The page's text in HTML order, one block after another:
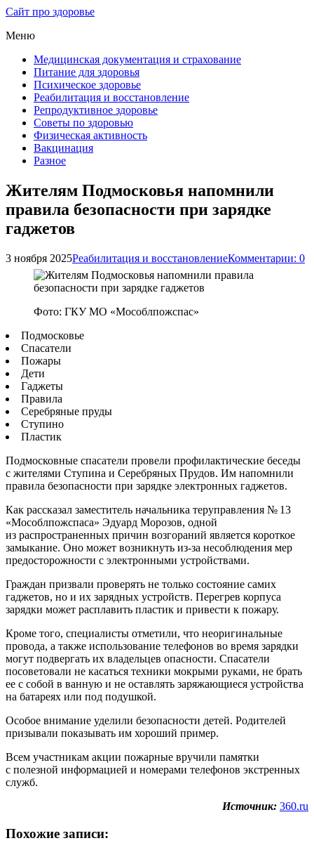
Сайт про здоровье
Меню
Медицинская документация и страхование
Питание для здоровья
Психическое здоровье
Реабилитация и восстановление
Репродуктивное здоровье
Советы по здоровью
Физическая активность
Вакцинация
Разное
Жителям Подмосковья напомнили
правила безопасности при зарядке
гаджетов
3 ноября 2025Реабилитация и восстановлениеКомментарии: 0
Фото: ГКУ МО «Мособлпожспас»
Подмосковье
Спасатели
Пожары
Дети
Гаджеты
Правила
Серебряные пруды
Ступино
Пластик
Подмосковные спасатели провели профилактические беседы
с жителями Ступина и Серебряных Прудов. Им напомнили
правила безопасности при зарядке электронных гаджетов.
Как рассказал заместитель начальника теруправления № 13
«Мособлпожспаса» Эдуард Морозов, одной
из распространенных причин возгораний является короткое
замыкание. Оно может возникнуть из-за несоблюдения мер
предосторожности с электронными устройствами.
Граждан призвали проверять не только состояние самих
гаджетов, но и их зарядных устройств. Перегрев корпуса
зарядки может расплавить пластик и привести к пожару.
Кроме того, специалисты отметили, что неоригинальные
провода, а также использование телефонов во время зарядки
могут подвергать их владельцев опасности. Спасатели
посоветовали не касаться техники мокрыми руками, не брать
ее с собой в ванную и не оставлять заряжающиеся устройства
на батареях или под подушкой.
Особое внимание уделили безопасности детей. Родителей
призывали показывать им хороший пример.
Всем участникам акции пожарные вручили памятки
с полезной информацией и номерами телефонов экстренных
служб.
Источник: 360.ru
Похожие записи: